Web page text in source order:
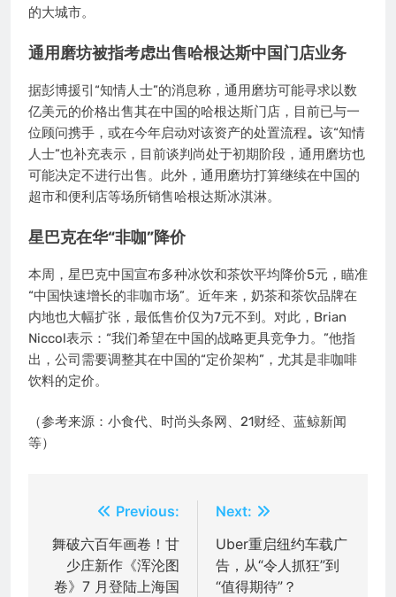
的大城市。
通用磨坊被指考虑出售哈根达斯中国门店业务
据彭博援引“知情人士”的消息称，通用磨坊可能寻求以数
亿美元的价格出售其在中国的哈根达斯门店，目前已与一
位顾问携手，或在今年启动对该资产的处置流程。 该“知情
人士”也补充表示，目前谈判尚处于初期阶段，通用磨坊也
可能决定不进行出售。此外，通用磨坊打算继续在中国的
超市和便利店等场所销售哈根达斯冰淇淋。
星巴克在华“非咖”降价
本周，星巴克中国宣布多种冰饮和茶饮平均降价5元，瞄准
“中国快速增长的非咖市场”。近年来，奶茶和茶饮品牌在
内地也大幅扩张，最低售价仅为7元不到。对此，Brian
Niccol表示：“我们希望在中国的战略更具竞争力。”他指
出，公司需要调整其在中国的“定价架构”，尤其是非咖啡
饮料的定价。
（参考来源：小食代、时尚头条网、21财经、蓝鲸新闻
等）
章
导
Previous:
舞破六百年画卷！甘
少庄新作《浑沦图
卷》7 月登陆上海国
Next:
Uber重启纽约车载广
告，从“令人抓狂”到
“值得期待”？